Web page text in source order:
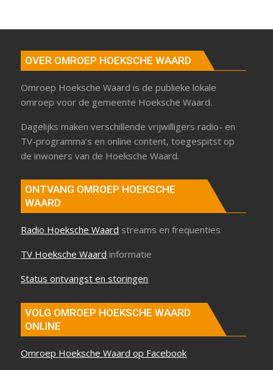
OVER OMROEP HOEKSCHE WAARD
Omroep Hoeksche Waard is de publieke lokale
omroep voor de gemeente Hoeksche Waard.
Dagelijks maken verschillende vrijwilligers radio- en
TV-programma’s en online content, toegespitst op
de inwoners van de Hoeksche Waard.
ONTVANG OMROEP HOEKSCHE
WAARD
Radio Hoeksche Waard streams en frequenties
TV Hoeksche Waard informatie
Status ontvangst en storingen
VOLG OMROEP HOEKSCHE WAARD
ONLINE
Omroep Hoeksche Waard op Facebook